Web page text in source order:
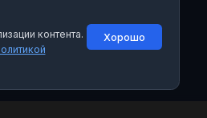
контента.
Хорошо